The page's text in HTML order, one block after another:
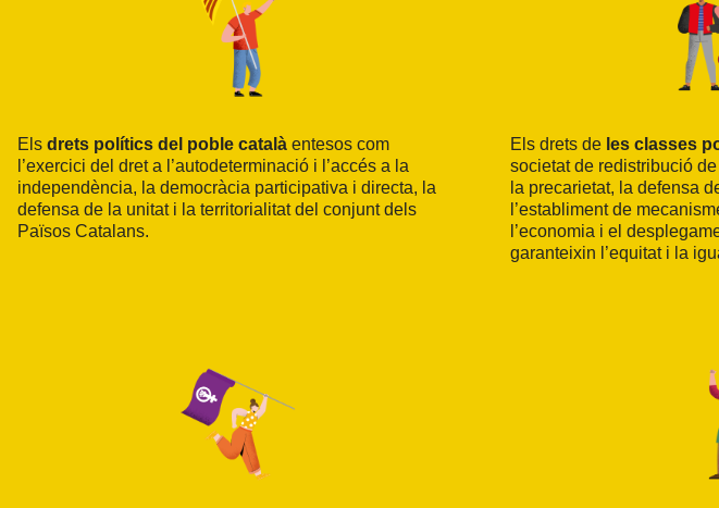
Els drets polítics del poble catal à entesos com
l’exercici del dret a l’autodeterminació i l’accés a la
independència, la democràcia participativa i directa, la
defensa de la unitat i la territorialitat del conjunt dels
Països Catalans.
Els drets de les classes
societat de redistribució
la precarietat, la defensa
l’establiment de
l’economia i el
garanteixin l’equitat i la